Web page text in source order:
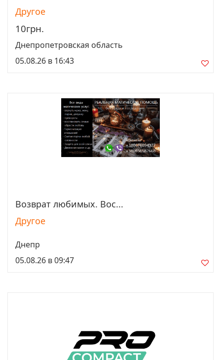
Другое
10грн.
Днепропетровская область
05.08.26 в 16:43
Просмотреть
Возврат любимых. Вос...
Другое
Днепр
05.08.26 в 09:47